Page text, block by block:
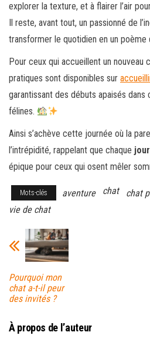
explorer la texture, et à flairer l’air
Il reste, avant tout, un passionné de
transformer le quotidien en un poème
Pour ceux qui accueillent un nouveau
pratiques sont disponibles sur
garantissant des débuts apaisés
félines.
Ainsi s’achève cette journée où la
l’intrépidité, rappelant que chaque
épique pour ceux qui osent mêler
Mots-clés aventure chat chat
vie de chat
Pourquoi mon
chat a-t-il peur
des invités ?
À propos de l’auteur